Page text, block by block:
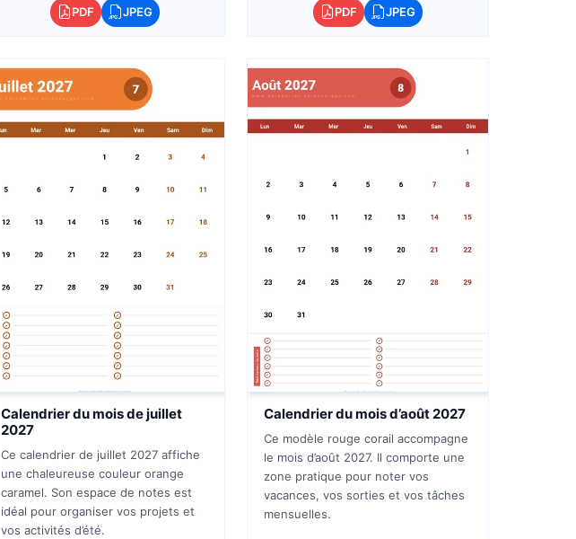
PDF JPEG PDF JPEG
Calendrier du mois de juillet
2027
Ce calendrier de juillet 2027 affiche
une chaleureuse couleur orange
caramel. Son espace de notes est
idéal pour organiser vos projets et
vos activités d’été.
Calendrier du mois d’août 2027
Ce modèle rouge corail accompagne
le mois d’août 2027. Il comporte une
zone pratique pour noter vos
vacances, vos sorties et vos tâches
mensuelles.